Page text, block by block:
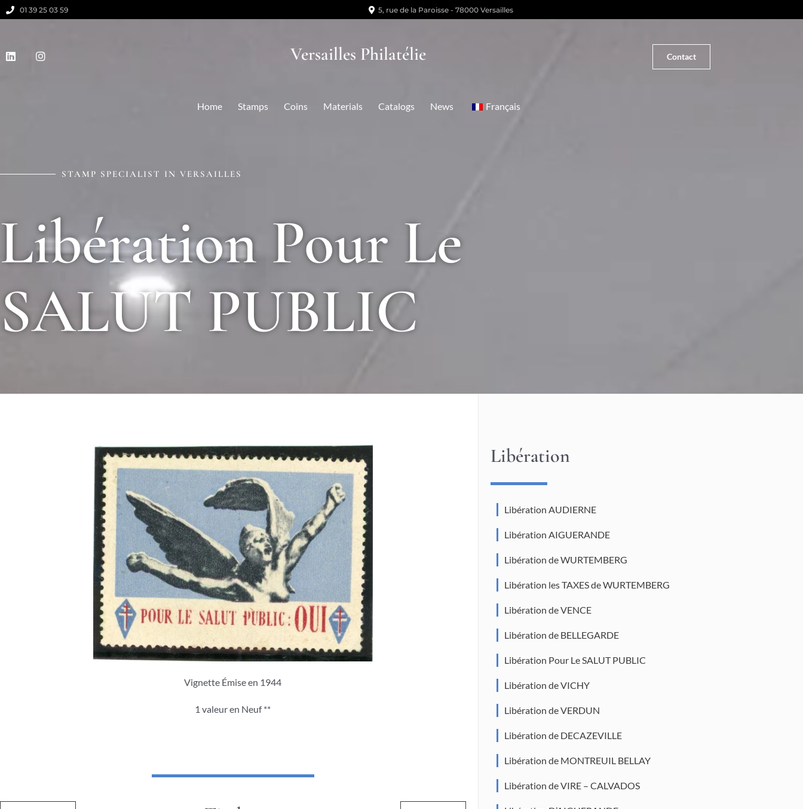
01 39 25 03 59 5, rue de la Paroisse - 78000 Versailles
Versailles Philatélie Contact
Home Stamps Coins Materials Catalogs News Français
STAMP SPECIALIST IN VERSAILLES
Libération Pour Le
SALUT PUBLIC
Vignette Émise en 1944
1 valeur en Neuf **
Libération
Libération AUDIERNE
Libération AIGUERANDE
Libération de WURTEMBERG
Libération les TAXES de WURTEMBERG
Libération de VENCE
Libération de BELLEGARDE
Libération Pour Le SALUT PUBLIC
Libération de VICHY
Libération de VERDUN
Libération de DECAZEVILLE
Libération de MONTREUIL BELLAY
Libération de VIRE – CALVADOS